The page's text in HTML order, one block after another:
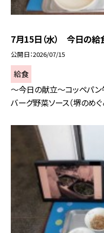
7月15日（水） 今日の給
公開日 2026/07/15
給食
～今日の献立～コッペパン
バーグ野菜ソース（堺のめ